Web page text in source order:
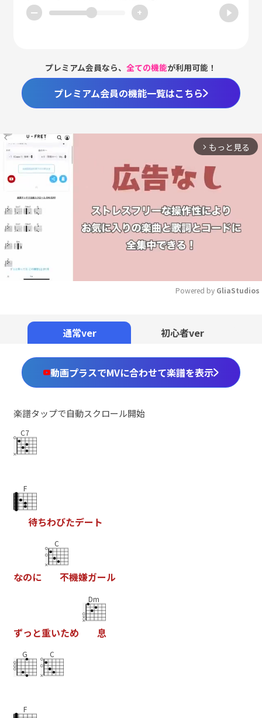
ー +
プレミアム会員なら、全ての機能が利用可能！
プレミアム会員の機能一覧はこちら
arrow_forward_ios もっと見る
Powered by GliaStudios
通常ver 初心者ver
動画プラスでMVに合わせて楽譜を表示
楽譜タップで自動スクロール開始
C7
F
待ちわびたデー ト
なのに
C
不機嫌ガール
ずっ と重いため
Dm
息
G C
F